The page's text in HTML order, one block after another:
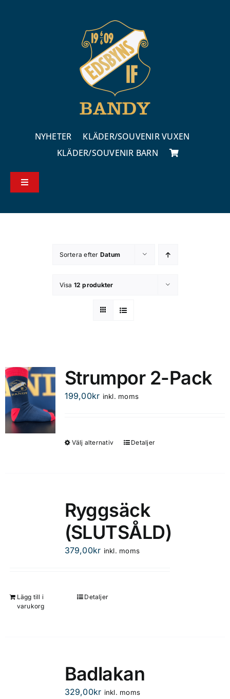
NYHETER
KLÄDER/SOUVENIR VUXEN
KLÄDER/SOUVENIR BARN
Toggle
Sortera efter Datum
Visa 12 produkter
Strumpor 2-Pack
199,00kr inkl. moms
Välj alternativ
Den
varianter.
De
olika
alternativen
Detaljer
Ryggsäck
(SLUTSÅLD)
379,00kr inkl. moms
Lägg till i
varukorg
Detaljer
Badlakan
329,00kr inkl. moms